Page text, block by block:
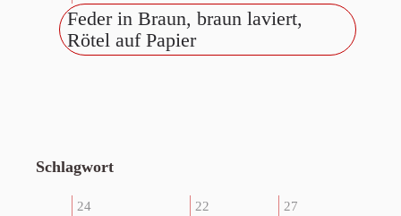
Feder in Braun, braun laviert,
Rötel auf Papier
Schlagwort
24 22 27